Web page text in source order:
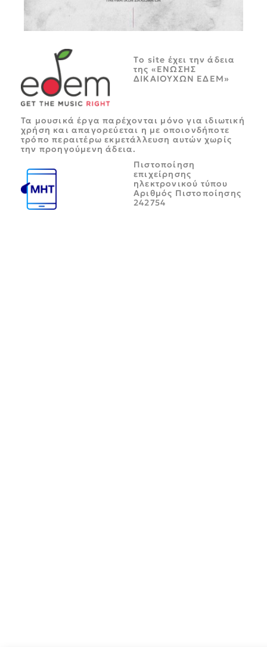
Tο site έχει την άδεια
της «ΕΝΩΣΗΣ
ΔΙΚΑΙΟΥΧΩΝ ΕΔΕΜ»
Τα μουσικά έργα παρέχονται μόνο για ιδιωτική
χρήση και απαγορεύεται η με οποιονδήποτε
τρόπο περαιτέρω εκμετάλλευση αυτών χωρίς
την προηγούμενη άδεια.
Πιστοποίηση
επιχείρησης
ηλεκτρονικού τύπου
Αριθμός Πιστοποίησης
242754